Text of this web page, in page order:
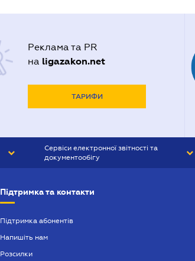
Реклама та PR
на ligazakon.net
ТАРИФИ
Сервіси електронної звітності та
документообігу
Підтримка та контакти
Підтримка абонентів
Напишіть нам
Розсилки